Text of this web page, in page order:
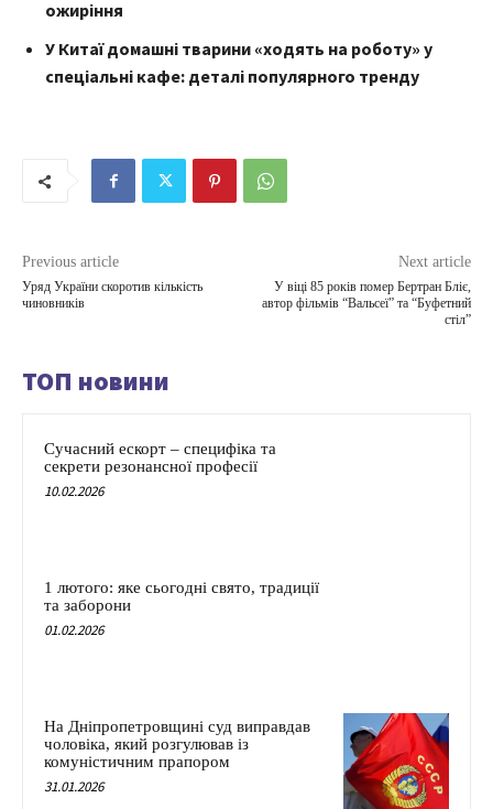
ожиріння
У Китаї домашні тварини «ходять на роботу» у
спеціальні кафе: деталі популярного тренду
Previous article
Уряд України скоротив кількість
чиновників
Next article
У віці 85 років помер Бертран Бліє,
автор фільмів “Вальсеї” та “Буфетний
стіл”
ТОП новини
Сучасний ескорт – специфіка та
секрети резонансної професії
10.02.2026
1 лютого: яке сьогодні свято, традиції
та заборони
01.02.2026
На Дніпропетровщині суд виправдав
чоловіка, який розгулював із
комуністичним прапором
31.01.2026